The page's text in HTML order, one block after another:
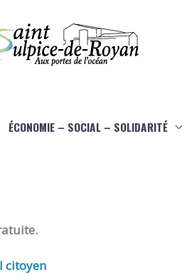
ÉCONOMIE – SOCIAL – SOLIDARITÉ
citoyen